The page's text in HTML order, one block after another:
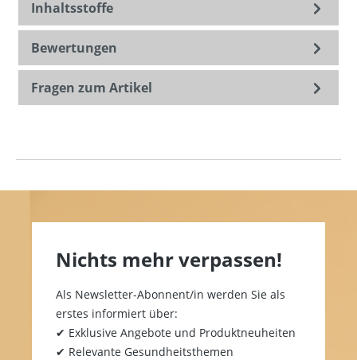
Inhaltsstoffe
Bewertungen
Fragen zum Artikel
Nichts mehr verpassen!
Als Newsletter-Abonnent/in werden Sie als
erstes informiert über:
✔ Exklusive Angebote und Produktneuheiten
✔ Relevante Gesundheitsthemen